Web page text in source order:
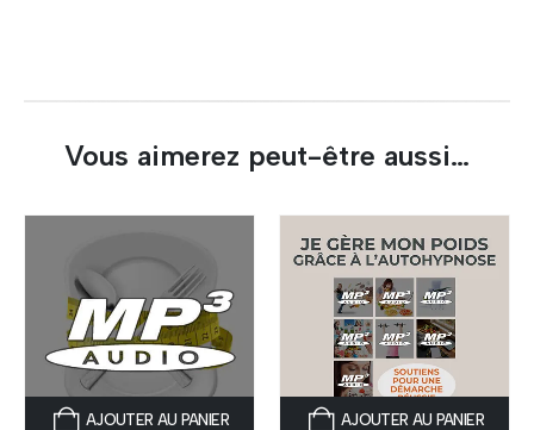
Vous aimerez peut-être aussi…
AJOUTER AU PANIER AJOUTER AU PANIER